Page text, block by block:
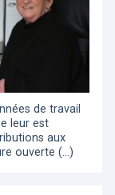
de travail
leur est
aux
ouverte (…)